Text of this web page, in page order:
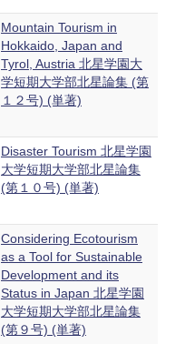
Mountain Tourism in
Hokkaido, Japan and
Tyrol, Austria 北星学園大
学短期大学部北星論集 (第
１２号) (単著)
Disaster Tourism 北星学園
大学短期大学部北星論集
(第１０号) (単著)
Considering Ecotourism
as a Tool for Sustainable
Development and its
Status in Japan 北星学園
大学短期大学部北星論集
(第９号) (単著)